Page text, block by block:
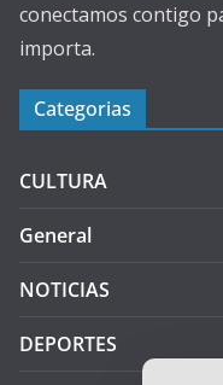
conectamos contigo
importa.
Categorias
CULTURA
General
NOTICIAS
DEPORTES